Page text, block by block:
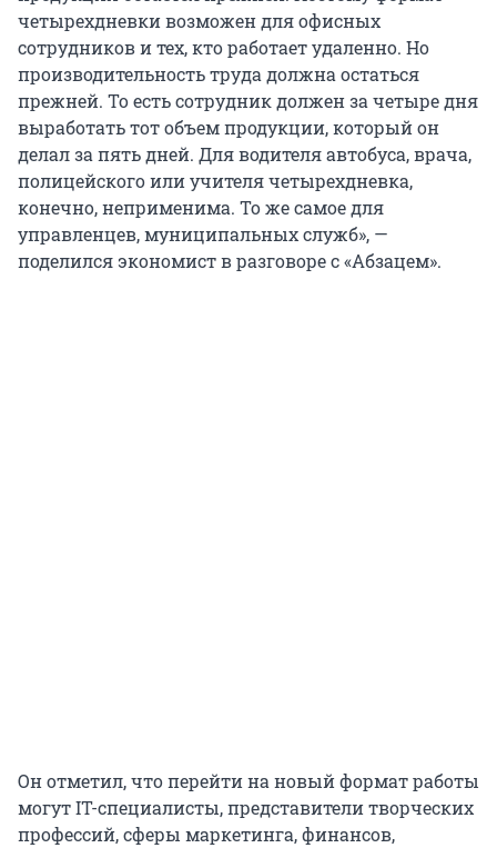
четырехдневки возможен для офисных
сотрудников и тех, кто работает удаленно. Но
производительность труда должна остаться
прежней. То есть сотрудник должен за четыре дня
выработать тот объем продукции, который он
делал за пять дней. Для водителя автобуса, врача,
полицейского или учителя четырехдневка,
конечно, неприменима. То же самое для
управленцев, муниципальных служб», —
поделился экономист в разговоре с «Абзацем».
Он отметил, что перейти на новый формат работы
могут IT-специалисты, представители творческих
профессий, сферы маркетинга, финансов,